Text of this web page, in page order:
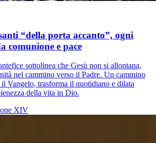
“della porta accanto”, ogni
comunione e pace
sottolinea che Gesù non si allontana,
nel cammino verso il Padre. Un cammino
Vangelo, trasforma il quotidiano e dilata
della vita in Dio.
XIV